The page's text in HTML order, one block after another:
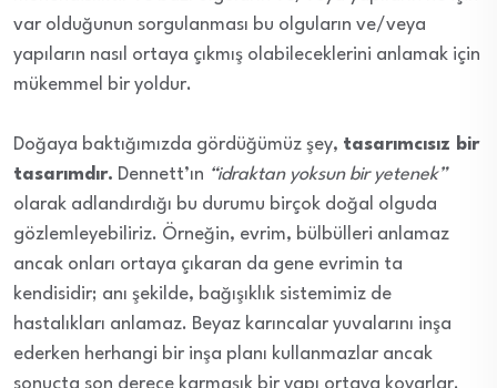
var olduğunun sorgulanması bu olguların ve/veya
yapıların nasıl ortaya çıkmış olabileceklerini anlamak için
mükemmel bir yoldur.
Doğaya baktığımızda gördüğümüz şey, tasarımcısız bir
tasarımdır. Dennett’ın “idraktan yoksun bir yetenek”
olarak adlandırdığı bu durumu birçok doğal olguda
gözlemleyebiliriz. Örneğin, evrim, bülbülleri anlamaz
ancak onları ortaya çıkaran da gene evrimin ta
kendisidir; anı şekilde, bağışıklık sistemimiz de
hastalıkları anlamaz. Beyaz karıncalar yuvalarını inşa
ederken herhangi bir inşa planı kullanmazlar ancak
sonuçta son derece karmaşık bir yapı ortaya koyarlar.